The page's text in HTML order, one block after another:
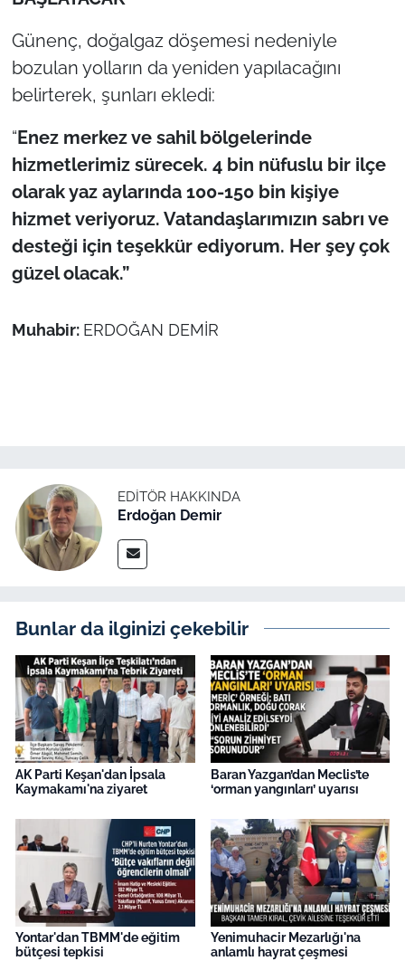
Günenç, doğalgaz döşemesi nedeniyle
bozulan yolların da yeniden yapılacağını
belirterek, şunları ekledi:
“Enez merkez ve sahil bölgelerinde
hizmetlerimiz sürecek. 4 bin nüfuslu bir ilçe
olarak yaz aylarında 100-150 bin kişiye
hizmet veriyoruz. Vatandaşlarımızın sabrı ve
desteği için teşekkür ediyorum. Her şey çok
güzel olacak.”
Muhabir: ERDOĞAN DEMİR
EDITÖR HAKKINDA
Erdoğan Demir
Bunlar da ilginizi çekebilir
AK Parti Keşan'dan İpsala
Kaymakamı'na ziyaret
Baran Yazgan’dan Meclis’te
‘orman yangınları’ uyarısı
Yontar'dan TBMM'de eğitim
bütçesi tepkisi
Yenimuhacir Mezarlığı'na
anlamlı hayrat çeşmesi